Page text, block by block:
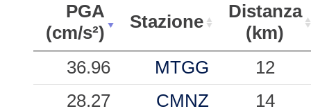
PGA
(cm/s²)
Stazione
Distanza
(km)
PGA
(cm/s²)
Stazione
Distanza
(km)
36.96 MTGG
12
28.27
CMNZ
14